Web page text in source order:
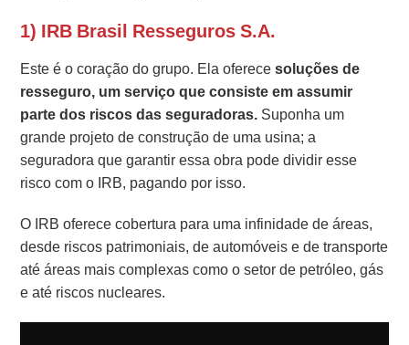
1) IRB Brasil Resseguros S.A.
Este é o coração do grupo. Ela oferecesoluções de
resseguro, um serviço que consiste em assumir
parte dos riscos das seguradoras. Suponha um
grande projeto de construção de uma usina; a
seguradora que garantir essa obra pode dividir esse
risco com o IRB, pagando por isso.
O IRB oferece cobertura para uma infinidade de áreas,
desde riscos patrimoniais, de automóveis e de transporte
até áreas mais complexas como o setor de petróleo, gás
e até riscos nucleares.